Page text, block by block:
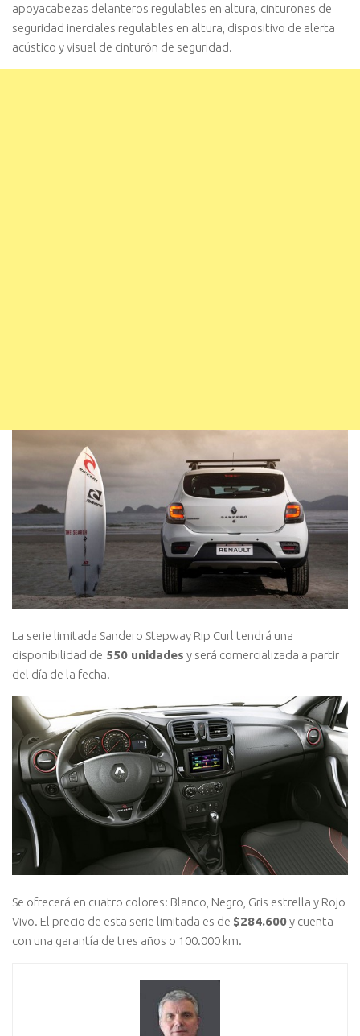
apoyacabezas delanteros regulables en altura, cinturones de
seguridad inerciales regulables en altura, dispositivo de alerta
acústico y visual de cinturón de seguridad.
La serie limitada Sandero Stepway Rip Curl tendrá una
disponibilidad de 550 unidades y será comercializada a partir
del día de la fecha.
Se ofrecerá en cuatro colores: Blanco, Negro, Gris estrella y Rojo
Vivo. El precio de esta serie limitada es de $284.600y cuenta
con una garantía de tres años o 100.000 km.